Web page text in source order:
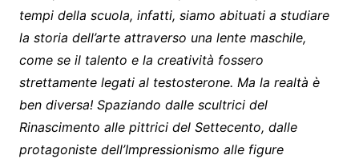
tempi della scuola, infatti, siamo abituati a studiare
la storia dell’arte attraverso una lente maschile,
come se il talento e la creatività fossero
strettamente legati al testosterone. Ma la realtà è
ben diversa! Spaziando dalle scultrici del
Rinascimento alle pittrici del Settecento, dalle
protagoniste dell’Impressionismo alle figure